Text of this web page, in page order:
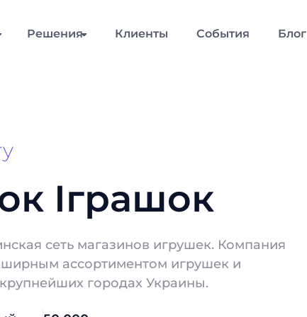
Решения Клиенты События Блог
Іграшок
сеть магазинов игрушек. Компания
ассортиментом игрушек и
городах Украины.